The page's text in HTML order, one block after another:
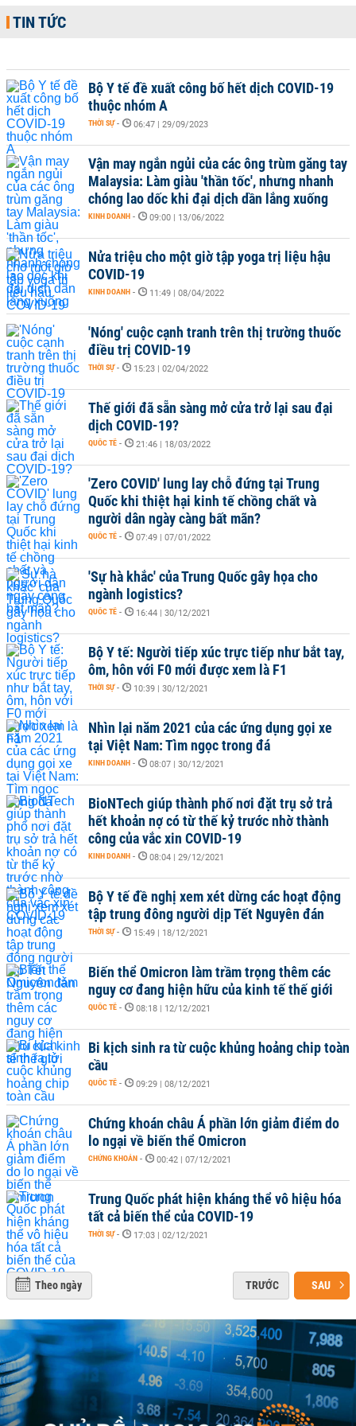
TIN TỨC
Bộ Y tế đề xuất công bố hết dịch COVID-19
thuộc nhóm A
THỜI SỰ - 06:47 | 29/09/2023
Vận may ngắn ngủi của các ông trùm găng tay
Malaysia: Làm giàu 'thần tốc', nhưng nhanh
chóng lao dốc khi đại dịch dần lắng xuống
KINH DOANH - 09:00 | 13/06/2022
Nửa triệu cho một giờ tập yoga trị liệu hậu
COVID-19
KINH DOANH - 11:49 | 08/04/2022
'Nóng' cuộc cạnh tranh trên thị trường thuốc
điều trị COVID-19
THỜI SỰ - 15:23 | 02/04/2022
Thế giới đã sẵn sàng mở cửa trở lại sau đại
dịch COVID-19?
QUỐC TẾ - 21:46 | 18/03/2022
'Zero COVID' lung lay chỗ đứng tại Trung
Quốc khi thiệt hại kinh tế chồng chất và
người dân ngày càng bất mãn?
QUỐC TẾ - 07:49 | 07/01/2022
'Sự hà khắc' của Trung Quốc gây họa cho
ngành logistics?
QUỐC TẾ - 16:44 | 30/12/2021
Bộ Y tế: Người tiếp xúc trực tiếp như bắt tay,
ôm, hôn với F0 mới được xem là F1
THỜI SỰ - 10:39 | 30/12/2021
Nhìn lại năm 2021 của các ứng dụng gọi xe
tại Việt Nam: Tìm ngọc trong đá
KINH DOANH - 08:07 | 30/12/2021
BioNTech giúp thành phố nơi đặt trụ sở trả
hết khoản nợ có từ thế kỷ trước nhờ thành
công của vắc xin COVID-19
KINH DOANH - 08:04 | 29/12/2021
Bộ Y tế đề nghị xem xét dừng các hoạt động
tập trung đông người dịp Tết Nguyên đán
THỜI SỰ - 15:49 | 18/12/2021
Biến thể Omicron làm trầm trọng thêm các
nguy cơ đang hiện hữu của kinh tế thế giới
QUỐC TẾ - 08:18 | 12/12/2021
Bi kịch sinh ra từ cuộc khủng hoảng chip toàn
cầu
QUỐC TẾ - 09:29 | 08/12/2021
Chứng khoán châu Á phần lớn giảm điểm do
lo ngại về biến thể Omicron
CHỨNG KHOÁN - 00:42 | 07/12/2021
Trung Quốc phát hiện kháng thể vô hiệu hóa
tất cả biến thể của COVID-19
THỜI SỰ - 17:03 | 02/12/2021
Theo ngày TRƯỚC SAU